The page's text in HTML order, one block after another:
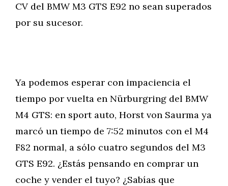
CV del BMW M3 GTS E92 no sean superados
por su sucesor.
Ya podemos esperar con impaciencia el
tiempo por vuelta en Nürburgring del BMW
M4 GTS: en sport auto, Horst von Saurma ya
marcó un tiempo de 7:52 minutos con el M4
F82 normal, a sólo cuatro segundos del M3
GTS E92. ¿Estás pensando en comprar un
coche y vender el tuyo? ¿Sabías que